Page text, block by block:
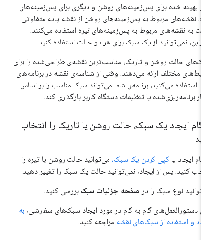
بهینه شده برای پس‌زمینه‌های روشن و دیگری برای پس‌زمینه‌های
نقشه‌های مربوط به پس‌زمینه‌های روشن از نقشه پایه متفاوتی
به نقشه‌های مربوط به پس‌زمینه‌های تیره استفاده می‌کنند.
نمی‌توانید از یک سبک برای هر دو حالت استفاده کنید.
حالت روشن و تاریک، مناسب‌ترین نقشه‌ی طراحی‌شده را برای
مختلف ارائه می‌دهند. وقتی از شناسه‌ی نقشه در برنامه‌های
استفاده می‌کنید، برنامه‌ی شما می‌تواند سبک مناسب را بر اساس
برنامه‌ریزی‌شده یا تنظیمات دستگاه کاربر بارگذاری کند.
ایجاد یک سبک، حالت روشن یا تاریک را انتخاب
ایجاد یاکپی کردن یک سبک،می‌توانید حالت روشن یا تیره را
کنید. پس از ایجاد، نمی‌توانید حالت یک سبک را تغییر دهید.
نوع سبک را در صفحه جزئیات سبکبررسی کنید.
دستورالعمل‌های گام به گام در مورد ایجاد سبک‌های سفارشی،به
و استفاده از سبک‌های نقشهمراجعه کنید.